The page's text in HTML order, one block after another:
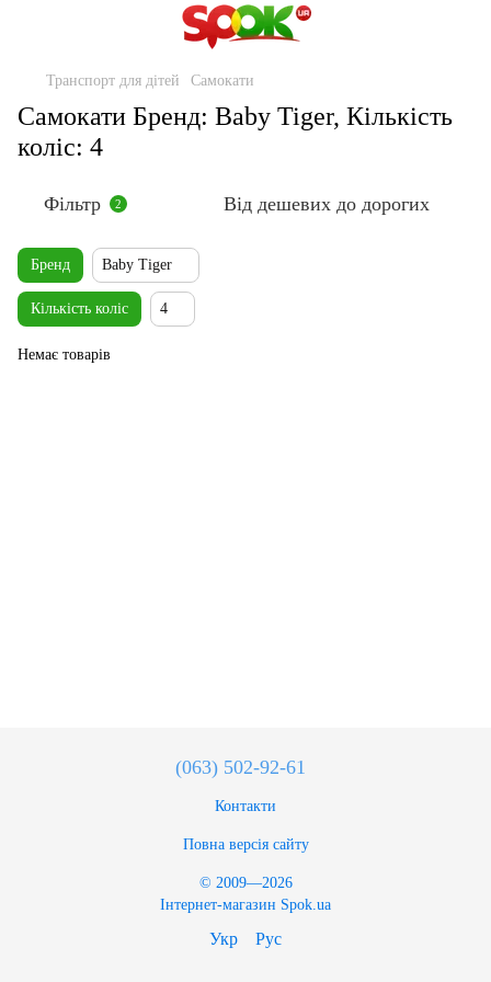
Транспорт для дітей Самокати
Самокати Бренд: Baby Tiger, Кількість
коліс: 4
Фільтр 2 Від дешевих до дорогих
Бренд Baby Tiger
Кількість коліс 4
Немає товарів
(063) 502-92-61
Контакти
Повна версія сайту
© 2009—2026
Інтернет-магазин Spok.ua
Укр Рус